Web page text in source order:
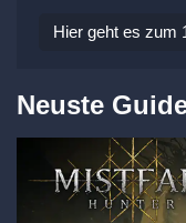
Hier geht es zum
Neuste